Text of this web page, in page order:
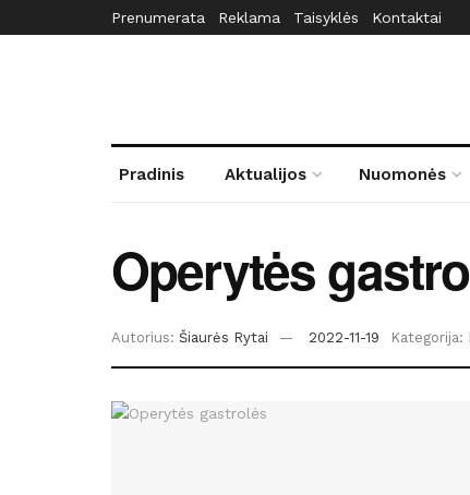
Prenumerata Reklama Taisyklės Kontaktai
Pradinis Aktualijos Nuomonės
Operytės
Autorius: Šiaurės Rytai 2022-11-19 Kategorija: